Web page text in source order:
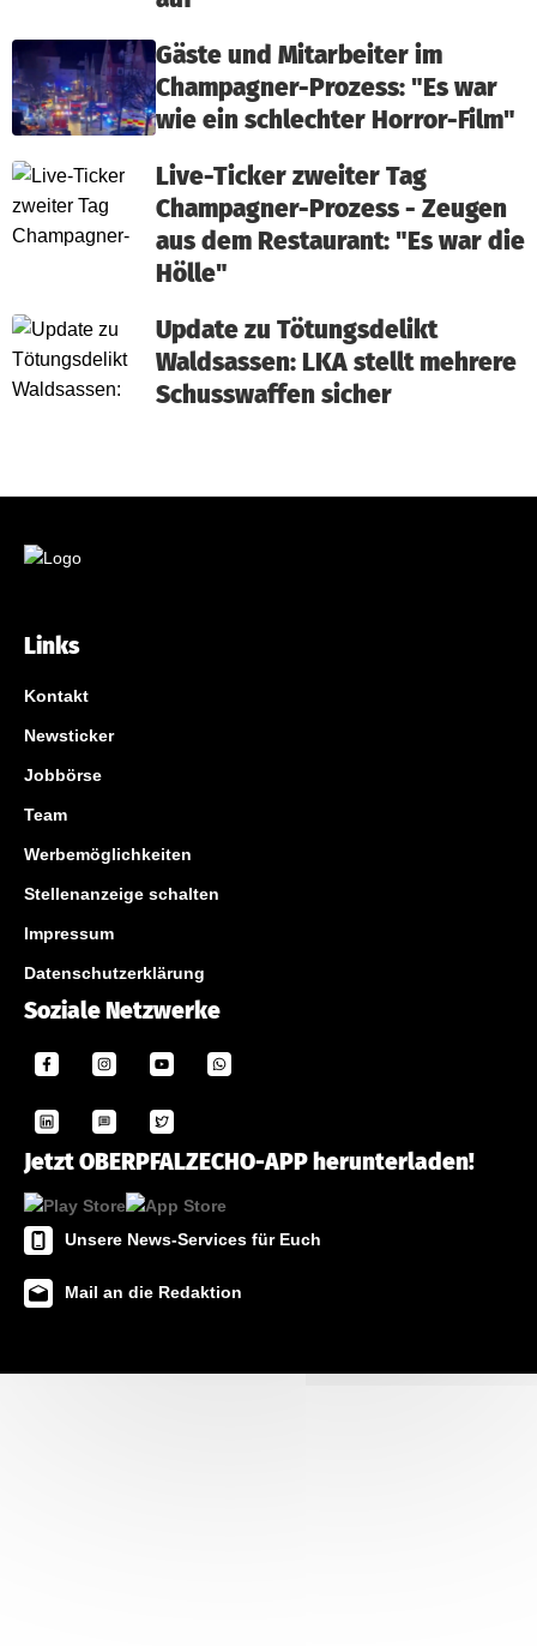
Gäste und Mitarbeiter im
Champagner-Prozess: "Es war
wie ein schlechter Horror-Film"
Live-Ticker zweiter Tag
Champagner-Prozess - Zeugen
aus dem Restaurant: "Es war die
Hölle"
Update zu Tötungsdelikt
Waldsassen: LKA stellt mehrere
Schusswaffen sicher
Links
Kontakt
Newsticker
Jobbörse
Team
Werbemöglichkeiten
Stellenanzeige schalten
Impressum
Datenschutzerklärung
Soziale Netzwerke
Jetzt OBERPFALZECHO-APP herunterladen!
Unsere News-Services für Euch
Mail an die Redaktion